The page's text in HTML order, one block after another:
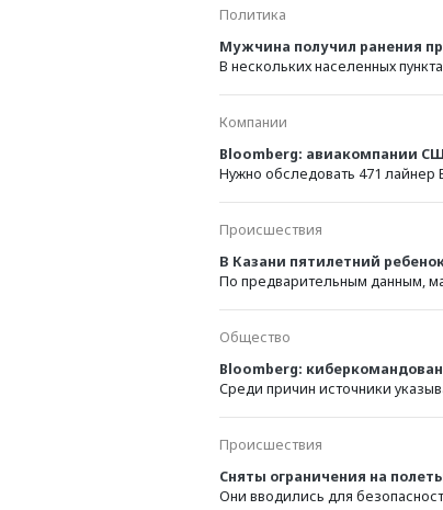
Политика
Мужчина получил ранения
В нескольких населенных
Компании
Bloomberg: авиакомпании
Нужно обследовать 471 лайнер
Происшествия
В Казани пятилетний
По предварительным данным,
Общество
Bloomberg:
Среди причин источники
Происшествия
Сняты ограничения на
Они вводились для